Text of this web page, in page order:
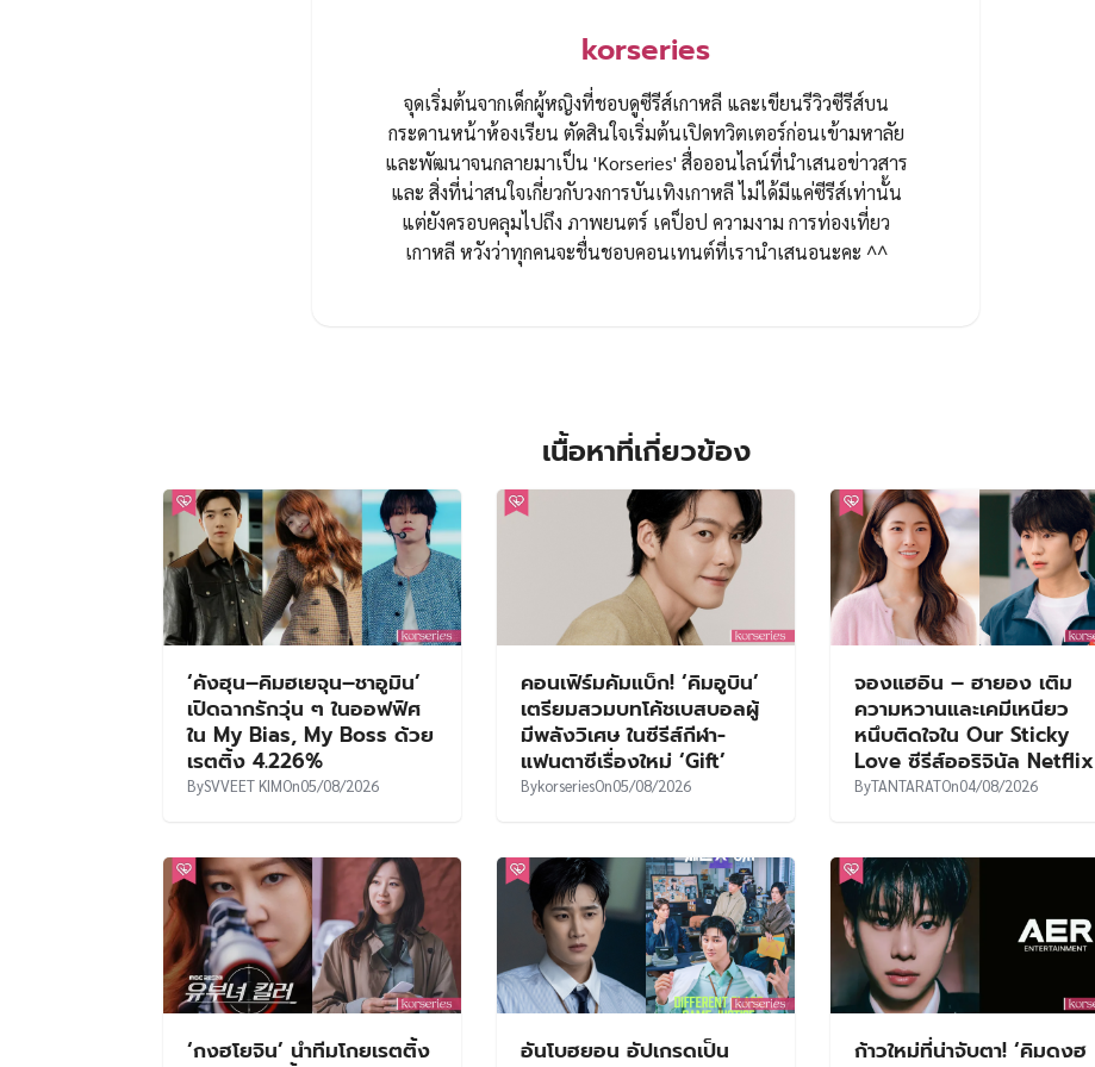
korseries
จุดเริ่มต้นจากเด็กผู้หญิงที่ชอบดูซีรีส์เกาหลี และเขียนรีวิวซีรีส์บน
กระดานหน้าห้องเรียน ตัดสินใจเริ่มต้นเปิดทวิตเตอร์ก่อนเข้ามหาลัย
และพัฒนาจนกลายมาเป็น 'Korseries' สื่อออนไลน์ที่นำเสนอข่าวสาร
และ สิ่งที่น่าสนใจเกี่ยวกับวงการบันเทิงเกาหลี ไม่ได้มีแค่ซีรีส์เท่านั้น
แต่ยังครอบคลุมไปถึง ภาพยนตร์ เคป็อป ความงาม การท่องเที่ยว
เกาหลี หวังว่าทุกคนจะชื่นชอบคอนเทนต์ที่เรานำเสนอนะคะ ^^
เนื้อหาที่เกี่ยวข้อง
‘คังฮุน–คิมฮเยจุน–ชาอูมิน’
เปิดฉากรักวุ่น ๆ ในออฟฟิศ
ใน My Bias, My Boss ด้วย
เรตติ้ง 4.226%
BySVVEET KIMOn05/08/2026
คอนเฟิร์มคัมแบ็ก! ‘คิมอูบิน’
เตรียมสวมบทโค้ชเบสบอลผู้
มีพลังวิเศษ ในซีรีส์กีฬา-
แฟนตาซีเรื่องใหม่ ‘Gift’
BykorseriesOn05/08/2026
จองแฮอิน – ฮายอง เติม
ความหวานและเคมีเหนียว
หนึบติดใจใน Our Sticky
Love ซีรีส์ออริจินัล Netflix
ByTANTARATOn04/08/2026
‘กงฮโยจิน’ นำทีมโกยเรตติ้ง
อันโบฮยอน อัปเกรดเป็น
ก้าวใหม่ที่น่าจับตา! ‘คิมดงฮ